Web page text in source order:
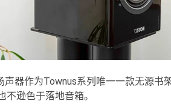
声器作为Townus系列唯一一款无源书
不逊色于落地音箱。